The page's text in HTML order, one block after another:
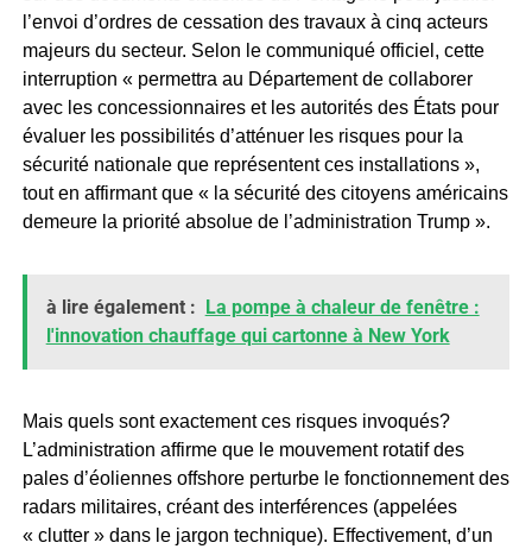
l’envoi d’ordres de cessation des travaux à cinq acteurs
majeurs du secteur. Selon le communiqué officiel, cette
interruption « permettra au Département de collaborer
avec les concessionnaires et les autorités des États pour
évaluer les possibilités d’atténuer les risques pour la
sécurité nationale que représentent ces installations »,
tout en affirmant que « la sécurité des citoyens américains
demeure la priorité absolue de l’administration Trump ».
à lire également : La pompe à chaleur de fenêtre :
l'innovation chauffage qui cartonne à New York
Mais quels sont exactement ces risques invoqués?
L’administration affirme que le mouvement rotatif des
pales d’éoliennes offshore perturbe le fonctionnement des
radars militaires, créant des interférences (appelées
« clutter » dans le jargon technique). Effectivement, d’un